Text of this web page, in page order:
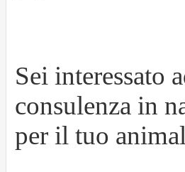
Sei interessato
consulenza in
per il tuo